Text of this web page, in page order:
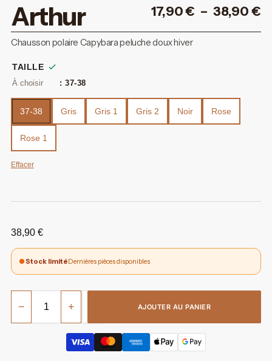
Arthur 17,90€ – 38,90€
Chausson polaire Capybara peluche doux hiver
TAILLE
: 37-38
37-38 Gris Gris 1 Gris 2 Noir Rose
Rose 1
Effacer
38,90 €
Stock limitéDernières pièces disponibles
− + AJOUTER AU PANIER